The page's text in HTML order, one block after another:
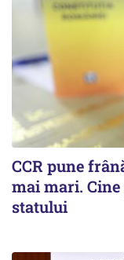
CCR pune
mai mari.
statului